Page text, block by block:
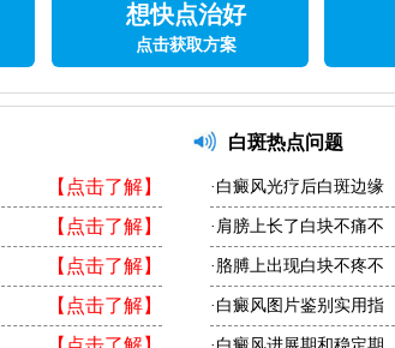
想快点治好
点击获取方案
【点击了解】
【点击了解】
【点击了解】
【点击了解】
白斑热点问题
·白癜风光疗后白斑边缘
·肩膀上长了白块不痛不
·胳膊上出现白块不疼不
·白癜风图片鉴别实用指